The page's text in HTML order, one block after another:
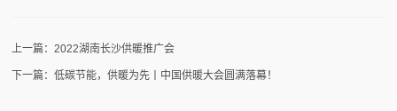
上一篇：2022湖南长沙供暖推广会
下一篇：低碳节能，供暖为先丨中国供暖大会圆满落幕！